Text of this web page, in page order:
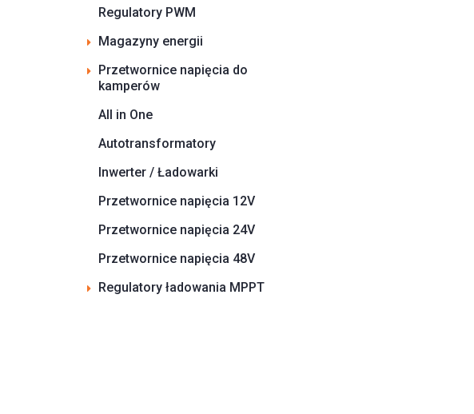
Regulatory PWM
Magazyny energii
Przetwornice napięcia do
kamperów
All in One
Autotransformatory
Inwerter / Ładowarki
Przetwornice napięcia 12V
Przetwornice napięcia 24V
Przetwornice napięcia 48V
Regulatory ładowania MPPT